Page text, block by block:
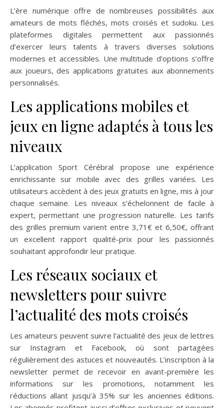
L’ère numérique offre de nombreuses possibilités aux
amateurs de mots fléchés, mots croisés et sudoku. Les
plateformes digitales permettent aux passionnés
d’exercer leurs talents à travers diverses solutions
modernes et accessibles. Une multitude d’options s’offre
aux joueurs, des applications gratuites aux abonnements
personnalisés.
Les applications mobiles et
jeux en ligne adaptés à tous les
niveaux
L’application Sport Cérébral propose une expérience
enrichissante sur mobile avec des grilles variées. Les
utilisateurs accèdent à des jeux gratuits en ligne, mis à jour
chaque semaine. Les niveaux s’échelonnent de facile à
expert, permettant une progression naturelle. Les tarifs
des grilles premium varient entre 3,71€ et 6,50€, offrant
un excellent rapport qualité-prix pour les passionnés
souhaitant approfondir leur pratique.
Les réseaux sociaux et
newsletters pour suivre
l’actualité des mots croisés
Les amateurs peuvent suivre l’actualité des jeux de lettres
sur Instagram et Facebook, où sont partagées
régulièrement des astuces et nouveautés. L’inscription à la
newsletter permet de recevoir en avant-première les
informations sur les promotions, notamment les
réductions allant jusqu’à 35% sur les anciennes éditions.